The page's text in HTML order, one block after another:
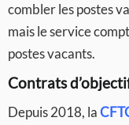
combler les postes
mais le service
postes vacants.
Contrats
Depuis 2018, la